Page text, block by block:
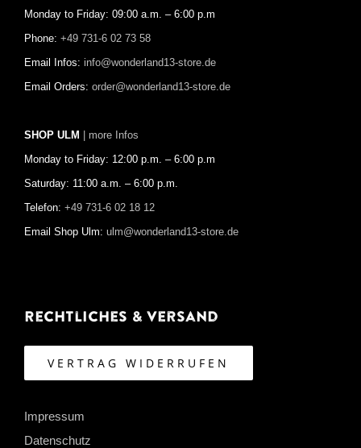
Monday to Friday: 09:00 a.m. – 6:00 p.m
Phone: +49 731-6 02 73 58
Email Infos: info@wonderland13-store.de
Email Orders: order@wonderland13-store.de
SHOP ULM | more Infos
Monday to Friday: 12:00 p.m. – 6:00 p.m
Saturday: 11:00 a.m. – 6:00 p.m.
Telefon: +49 731-6 02 18 12
Email Shop Ulm: ulm@wonderland13-store.de
Rechtliches & Versand
VERTRAG WIDERRUFEN
Impressum
Datenschutz